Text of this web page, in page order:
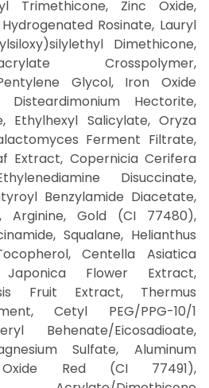
Trimethicone, Zinc Oxide,
Rosinate, Lauryl
Dimethicone,
Crosspolymer,
Glycol, Iron Oxide
Hectorite,
Ethylhexyl Salicylate, Oryza
Ferment Filtrate,
Extract, Copernicia Cerifera
Disuccinate,
Benzylamide Diacetate,
Arginine, Gold (CI 77480),
Squalane, Helianthus
Centella Asiatica
Flower Extract,
Fruit Extract, Thermus
Cetyl PEG/PPG-10/1
Behenate/Eicosadioate,
Sulfate, Aluminum
Red (CI 77491),